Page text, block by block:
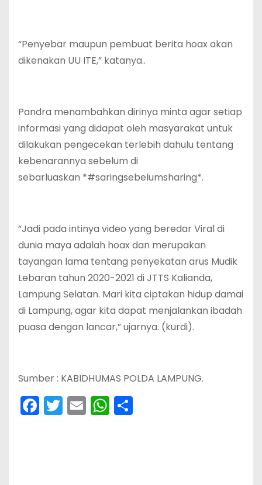
“Penyebar maupun pembuat berita hoax akan
dikenakan UU ITE,” katanya..
Pandra menambahkan dirinya minta agar setiap
informasi yang didapat oleh masyarakat untuk
dilakukan pengecekan terlebih dahulu tentang
kebenarannya sebelum di
sebarluaskan *#saringsebelumsharing*.
“Jadi pada intinya video yang beredar Viral di
dunia maya adalah hoax dan merupakan
tayangan lama tentang penyekatan arus Mudik
Lebaran tahun 2020-2021 di JTTS Kalianda,
Lampung Selatan. Mari kita ciptakan hidup damai
di Lampung, agar kita dapat menjalankan ibadah
puasa dengan lancar,” ujarnya. (kurdi).
Sumber : KABIDHUMAS POLDA LAMPUNG.
F
a
T
w
E
m
W
h